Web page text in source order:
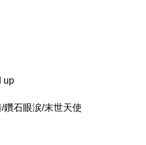
up
鑽石眼涙/末世天使